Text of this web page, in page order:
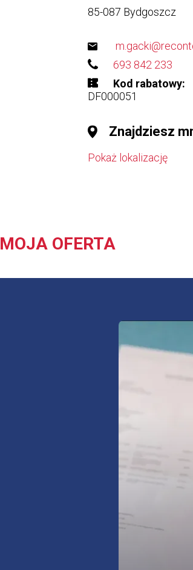
85-087 Bydgoszcz
693 842 233
Kod rabatowy
DF000051
Znajdziesz
Pokaż lokalizację
MOJA OFERTA
zyskaj
domy i
domki
(cesja),
pożar,